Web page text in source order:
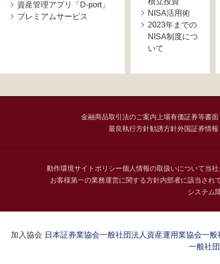
資産管理アプリ「D-port」
プレミアムサービス
NISA活用術
2023年までの
NISA制度につ
いて
金融商品取引法のご案内 上場有価証券等書
最良執行方針勧誘方針外国証券情
動作環境サイトポリシー個人情報の取扱いについて当
お客様第一の業務運営に関する方針内部者に該当され
システム
加入協会：日本証券業協会一般社団法人資産運用業協会一般
一般社